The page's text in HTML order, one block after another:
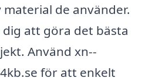
de använder.
att göra det bästa
Använd xn--
för att enkelt